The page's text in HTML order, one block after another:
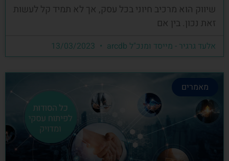
שיווק הוא מרכיב חיוני בכל עסק, אך לא תמיד קל לעשות
זאת נכון. בין אם
אלעד גרגיר - מייסד ומנכ"ל arcdb
מאמרים